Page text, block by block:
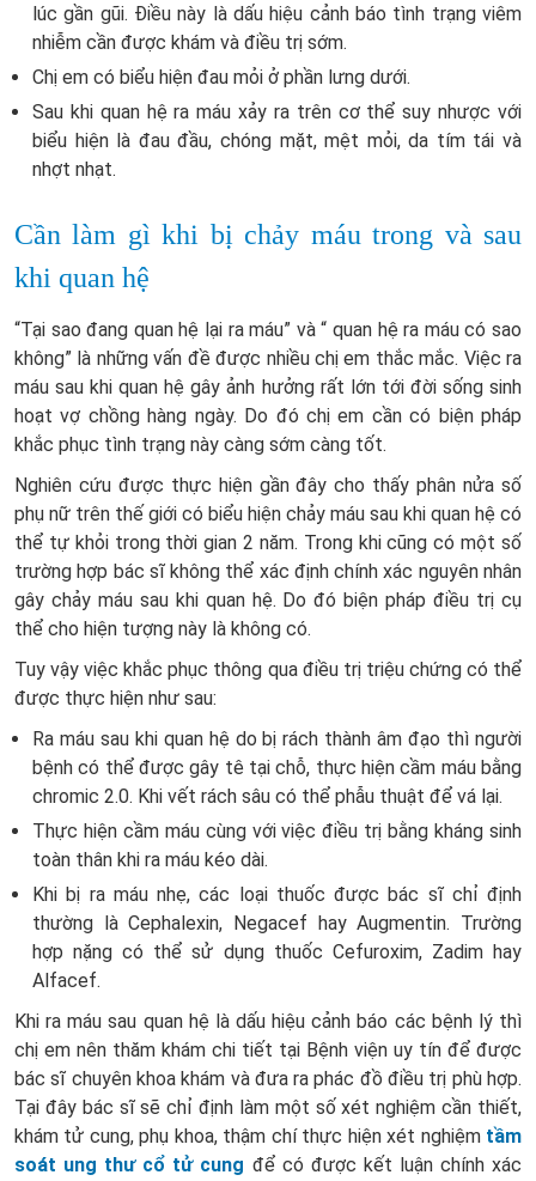
lúc gần gũi. Điều này là dấu hiệu cảnh báo tình trạng viêm
nhiễm cần được khám và điều trị sớm.
Chị em có biểu hiện đau mỏi ở phần lưng dưới.
Sau khi quan hệ ra máu xảy ra trên cơ thể suy nhược với
biểu hiện là đau đầu, chóng mặt, mệt mỏi, da tím tái và
nhợt nhạt.
Cần làm gì khi bị chảy máu trong và sau
khi quan hệ
“Tại sao đang quan hệ lại ra máu” và “ quan hệ ra máu có sao
không” là những vấn đề được nhiều chị em thắc mắc. Việc ra
máu sau khi quan hệ gây ảnh hưởng rất lớn tới đời sống sinh
hoạt vợ chồng hàng ngày. Do đó chị em cần có biện pháp
khắc phục tình trạng này càng sớm càng tốt.
Nghiên cứu được thực hiện gần đây cho thấy phân nửa số
phụ nữ trên thế giới có biểu hiện chảy máu sau khi quan hệ có
thể tự khỏi trong thời gian 2 năm. Trong khi cũng có một số
trường hợp bác sĩ không thể xác định chính xác nguyên nhân
gây chảy máu sau khi quan hệ. Do đó biện pháp điều trị cụ
thể cho hiện tượng này là không có.
Tuy vậy việc khắc phục thông qua điều trị triệu chứng có thể
được thực hiện như sau:
Ra máu sau khi quan hệ do bị rách thành âm đạo thì người
bệnh có thể được gây tê tại chỗ, thực hiện cầm máu bằng
chromic 2.0. Khi vết rách sâu có thể phẫu thuật để vá lại.
Thực hiện cầm máu cùng với việc điều trị bằng kháng sinh
toàn thân khi ra máu kéo dài.
Khi bị ra máu nhẹ, các loại thuốc được bác sĩ chỉ định
thường là Cephalexin, Negacef hay Augmentin. Trường
hợp nặng có thể sử dụng thuốc Cefuroxim, Zadim hay
Alfacef.
Khi ra máu sau quan hệ là dấu hiệu cảnh báo các bệnh lý thì
chị em nên thăm khám chi tiết tại Bệnh viện uy tín để được
bác sĩ chuyên khoa khám và đưa ra phác đồ điều trị phù hợp.
Tại đây bác sĩ sẽ chỉ định làm một số xét nghiệm cần thiết,
khám tử cung, phụ khoa, thậm chí thực hiện xét nghiệm tầm
soát ung thư cổ tử cung để có được kết luận chính xác